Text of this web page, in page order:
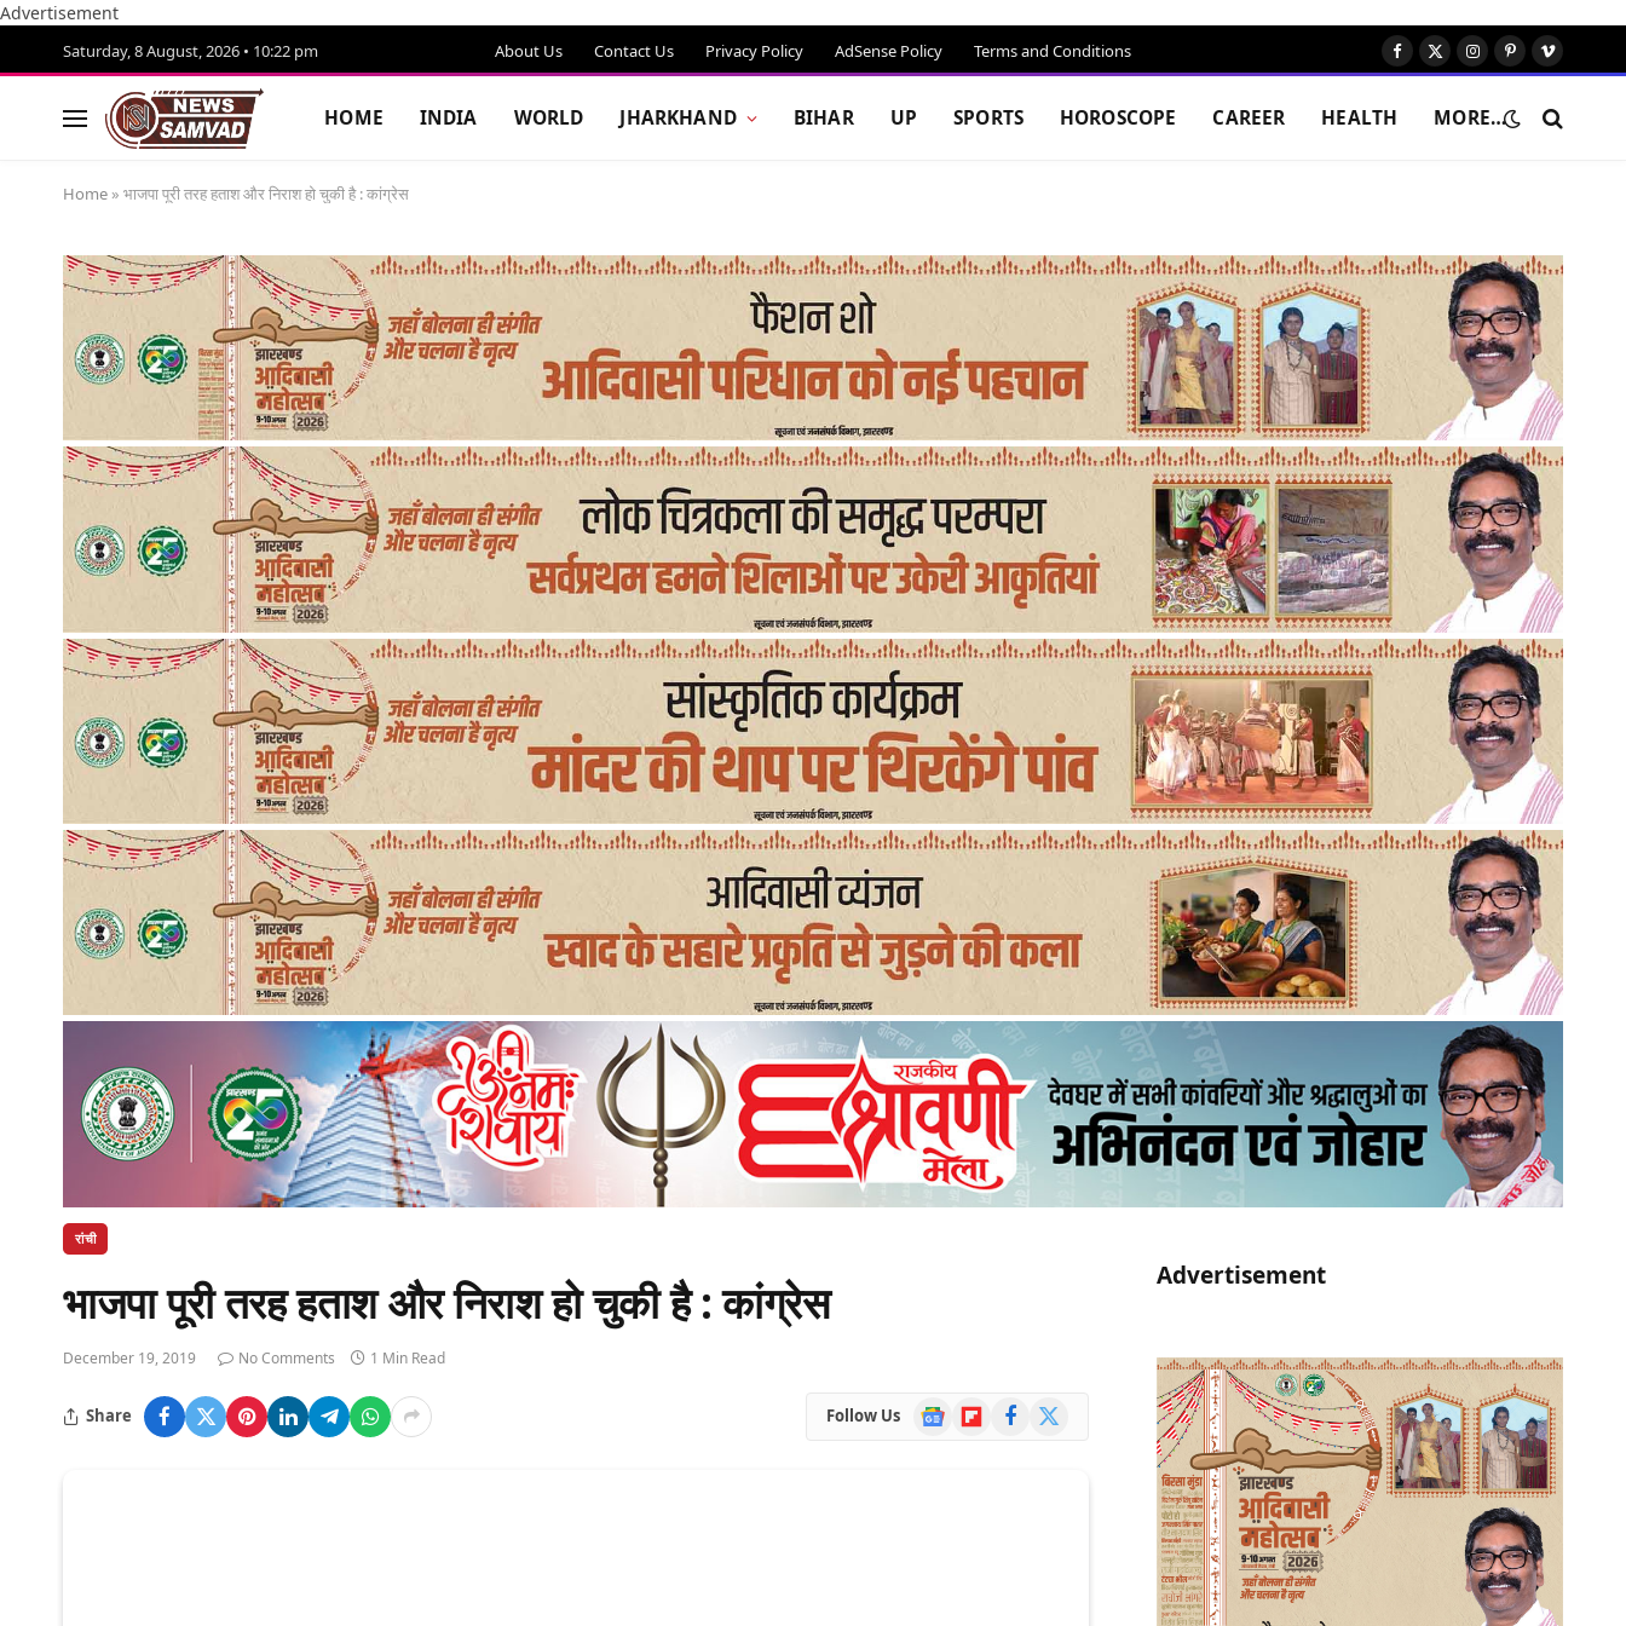
Advertisement
Saturday, 8 August, 2026 • 10:22 pm About Us Contact Us Privacy Policy AdSense Policy Terms and Conditions Facebook
X
Instagram
Pinterest
Vimeo
HOME INDIA WORLD JHARKHAND BIHAR UP SPORTS HOROSCOPE CAREER HEALTH MORE…
Home » भाजपा पूरी तरह हताश और निराश हो चुकी है : कांग्रेस
रांची
भाजपा पूरी तरह हताश और निराश हो चुकी है : कांग्रेस
December 19, 2019 No Comments 1 Min Read
Share Follow Us
Google
News
FlipboardFacebook
Advertisement